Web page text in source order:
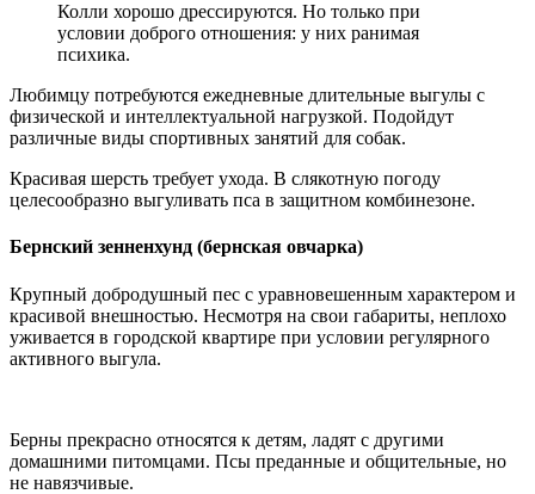
Колли хорошо дрессируются. Но только при
условии доброго отношения: у них ранимая
психика.
Любимцу потребуются ежедневные длительные выгулы с
физической и интеллектуальной нагрузкой. Подойдут
различные виды спортивных занятий для собак.
Красивая шерсть требует ухода. В слякотную погоду
целесообразно выгуливать пса в защитном комбинезоне.
Бернский зенненхунд (бернская овчарка)
Крупный добродушный пес с уравновешенным характером и
красивой внешностью. Несмотря на свои габариты, неплохо
уживается в городской квартире при условии регулярного
активного выгула.
Берны прекрасно относятся к детям, ладят с другими
домашними питомцами. Псы преданные и общительные, но
не навязчивые.